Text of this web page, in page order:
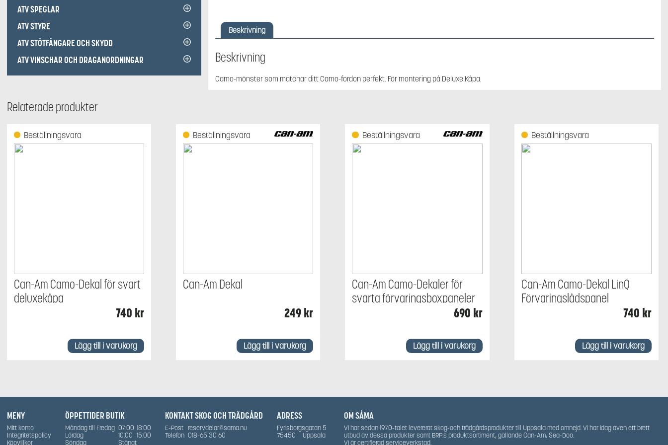
ATV SPEGLAR
ATV STYRE
ATV STÖTFÅNGARE OCH SKYDD
ATV VINSCHAR OCH DRAGANORDNINGAR
Beskrivning
Beskrivning
Camo-mönster som matchar ditt Camo-fordon perfekt. För montering på Deluxe Kåpa.
Relaterade produkter
Can-Am Camo-Dekal för svart
deluxekåpa
740 kr
Beställningsvara
Lägg till i varukorg
Can-Am Dekal
249kr
Beställningsvara
Lägg till i varukorg
Can-Am Camo-Dekaler för
svarta förvaringsboxpaneler
690 kr
Beställningsvara
Lägg till i varukorg
Can-Am Camo-Dekal LinQ
Förvaringslådspanel
740 kr
Beställningsvara
Lägg till i varukorg
MENY
Mitt konto
Integritetspolicy
Köpvillkor
ÖPPETTIDER BUTIK
Måndag till Fredag 07:00 18:00
Lördag
10:00 15:00
Söndag
Stängt
ADRESS
Fyrisborgsgatan 5
75450
Uppsala
KONTAKT SKOG OCH TRÄDGÅRD
E-Post reservdelar@sama.nu
Telefon 018-65 30 60
OM SÅMA
Vi har sedan 1970-talet levererat skog-och trädgårdsprodukter till Uppsala med omnejd. Vi har idag även ett brett
utbud av dessa produkter samt BRP:s produktsortiment, gällande Can-Am, Sea-Doo.
Vi är certifierad serviceverkstad.